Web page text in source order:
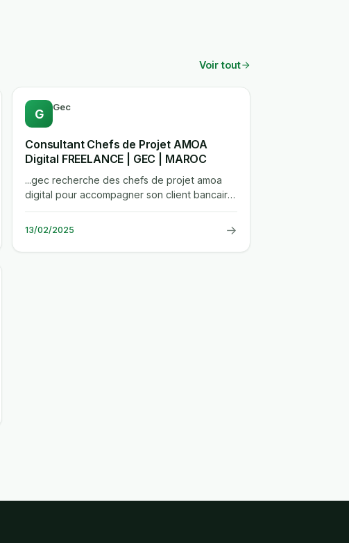
Voir tout
G Gec
Consultant Chefs de Projet AMOA
Digital FREELANCE | GEC | MAROC
...gec recherche des chefs de projet amoa
digital pour accompagner son client bancaire
sur des projets strategiques lies...
13/02/2025 →